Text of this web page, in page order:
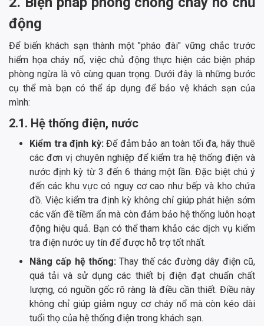
động
Để biến khách sạn thành một "pháo đài" vững chắc trước
hiểm họa cháy nổ, việc chủ động thực hiện các biện pháp
phòng ngừa là vô cùng quan trọng. Dưới đây là những bước
cụ thể mà bạn có thể áp dụng để bảo vệ khách sạn của
mình:
2.1. Hệ thống điện, nước
Kiểm tra định kỳ:Để đảm bảo an toàn tối đa, hãy thuê
các đơn vị chuyên nghiệp để kiểm tra hệ thống điện và
nước định kỳ từ 3 đến 6 tháng một lần. Đặc biệt chú ý
đến các khu vực có nguy cơ cao như bếp và kho chứa
đồ. Việc kiểm tra định kỳ không chỉ giúp phát hiện sớm
các vấn đề tiềm ẩn mà còn đảm bảo hệ thống luôn hoạt
động hiệu quả. Bạn có thể tham khảo các dịch vụ kiểm
tra điện nước uy tín để được hỗ trợ tốt nhất.
Nâng cấp hệ thống:Thay thế các đường dây điện cũ,
quá tải và sử dụng các thiết bị điện đạt chuẩn chất
lượng, có nguồn gốc rõ ràng là điều cần thiết. Điều này
không chỉ giúp giảm nguy cơ cháy nổ mà còn kéo dài
tuổi thọ của hệ thống điện trong khách sạn.